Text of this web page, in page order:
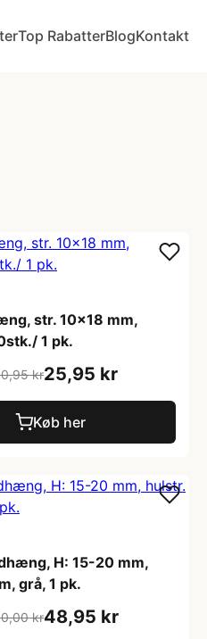
Top RabatterBlogKontakt
str. 10x18 mm,
1 pk.
kr25,95 kr
Køb her
H: 15-20 mm,
grå, 1 pk.
kr48,95 kr